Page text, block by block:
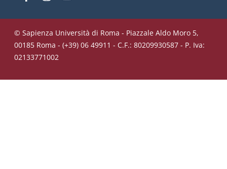
© Sapienza Università di Roma - Piazzale Aldo Moro 5,
00185 Roma - (+39) 06 49911 - C.F.: 80209930587 - P. Iva:
02133771002